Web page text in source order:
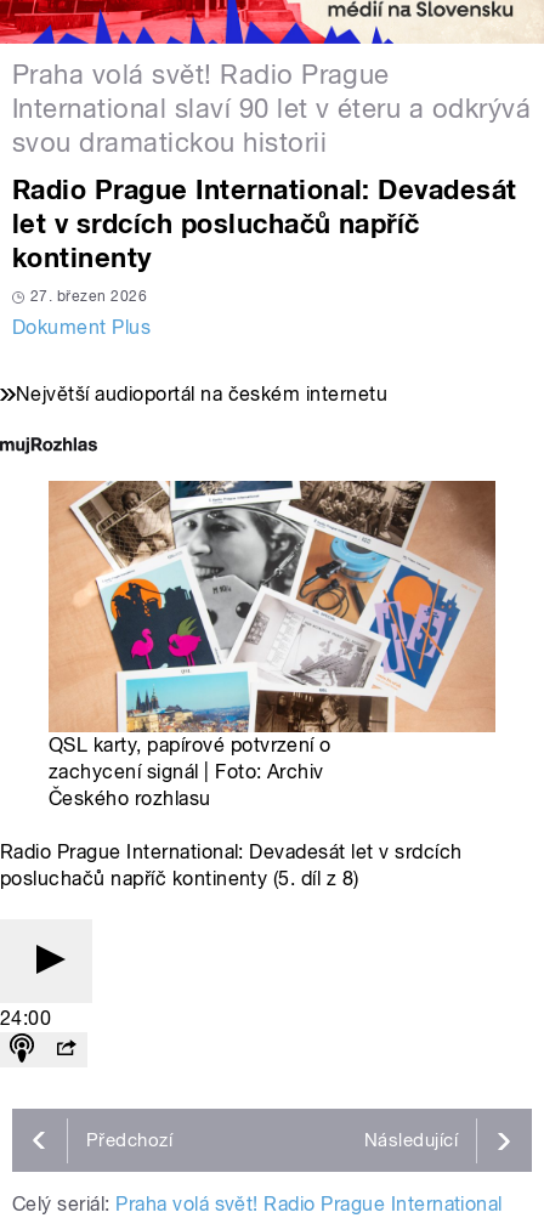
Praha volá svět! Radio Prague
International slaví 90 let v éteru a odkrývá
svou dramatickou historii
Radio Prague International: Devadesát
let v srdcích posluchačů napříč
kontinenty
27. březen 2026
Dokument Plus
Největší audioportál na českém internetu
QSL karty, papírové potvrzení o
zachycení signál | Foto: Archiv
Českého rozhlasu
Radio Prague International: Devadesát let v srdcích
posluchačů napříč kontinenty (5. díl z 8)
24:00
Předchozí Následující
Celý seriál: Praha volá svět! Radio Prague International